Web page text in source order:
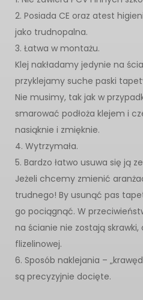
2. Posiada CE oraz atest
jako trudnopalna.
3. Łatwa w montażu.
Klej nakładamy jedynie na
przyklejamy suche paski
Nie musimy, tak jak w
smarować podłoża klejem i
nasiąknie i zmięknie.
4. Wytrzymała.
5. Bardzo łatwo usuwa się ją
Jeżeli chcemy zmienić
trudnego! By usunąć pas
go pociągnąć. W
na ścianie nie zostają
flizelinowej.
6. Sposób naklejania –
są precyzyjnie docięte.